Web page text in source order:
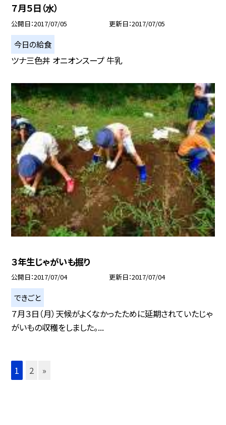
７月５日（水）
公開日 2017/07/05 更新日 2017/07/05
今日の給食
ツナ三色丼 オニオンスープ 牛乳
３年生じゃがいも掘り
公開日 2017/07/04 更新日 2017/07/04
できごと
７月３日（月）天候がよくなかったために延期されていたじゃ
がいもの収穫をしました。...
1 2 »